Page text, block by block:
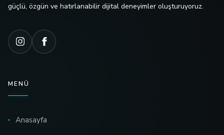
güçlü, özgün ve hatırlanabilir dijital deneyimler oluşturuyoruz.
MENÜ
Anasayfa